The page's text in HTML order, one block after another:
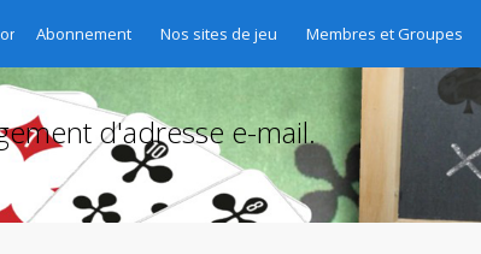
Abonnement Nos sites de jeu Membres et Groupes
des abonnements - Abo-Verwaltung - Gestione delle
d'adresse e-mail.